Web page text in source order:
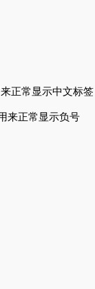
正常显示中文标签
来正常显示负号